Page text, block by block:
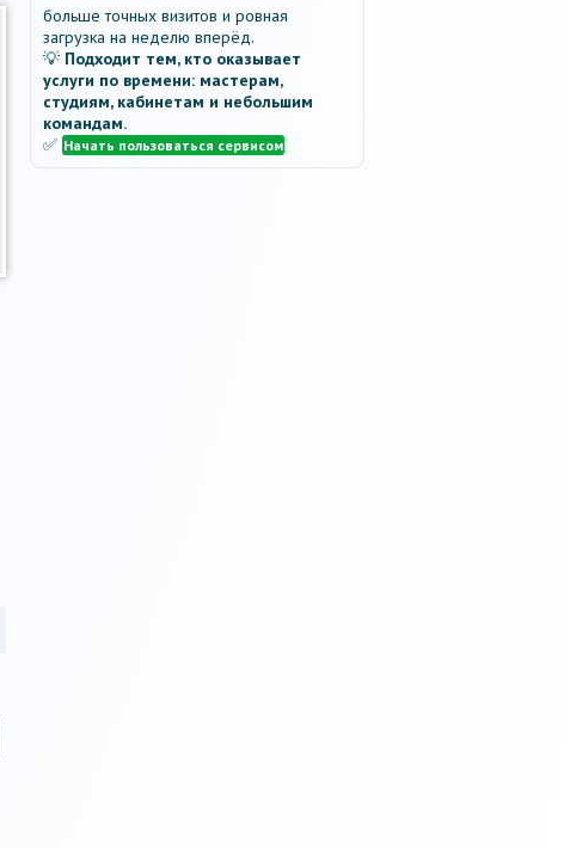
больше точных визитов и ровная
загрузка на неделю вперёд.
💡 Подходит тем, кто оказывает
услуги по времени: мастерам,
студиям, кабинетам и небольшим
командам.
✅ Начать пользоваться сервисом